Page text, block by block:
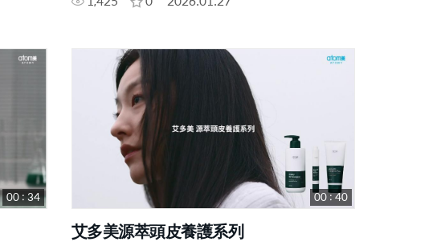
00 : 34
艾多美源萃頭皮養護系列
00 : 40